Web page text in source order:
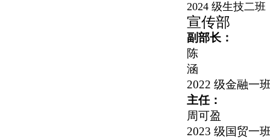
2024 级生技二班
宣传部
副部长：
陈
涵
2022 级金融一
主任：
周可盈
2023 级国贸一